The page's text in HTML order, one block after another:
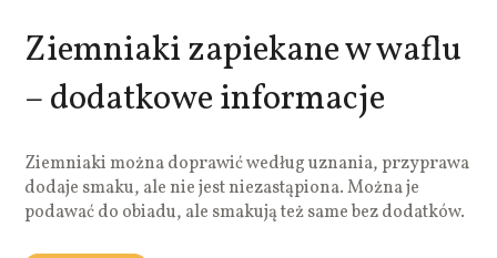
Ziemniaki zapiekane w waflu
– dodatkowe informacje
Ziemniaki można doprawić według uznania, przyprawa
dodaje smaku, ale nie jest niezastąpiona. Można je
podawać do obiadu, ale smakują też same bez dodatków.